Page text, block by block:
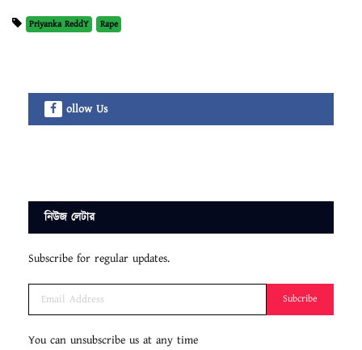
Priyanka ReddY Rape
ollow Us
নিউজ লেটার
Subscribe for regular updates.
Subcribe
You can unsubscribe us at any time